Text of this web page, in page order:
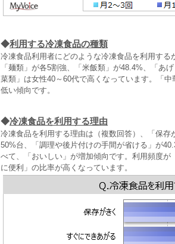
◆利用する冷凍食品の種類
冷凍食品利用者にどのような冷凍食品を利用す
「麺類」が各5割強、「米飯類」が48.4%、「あ
菜類」は女性40～60代で高くなっています。「
低い傾向です。
◆冷凍食品を利用する理由
冷凍食品を利用する理由は（複数回答）、「保
50%台、「調理や後片付けの手間が省ける」が
べて、「おいしい」が増加傾向です。利用頻度
に便利」の比率が高くなっています。